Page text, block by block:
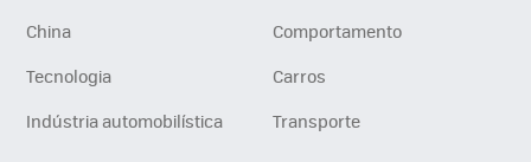
China
Comportamento
Tecnologia
Carros
Indústria automobilística
Transporte